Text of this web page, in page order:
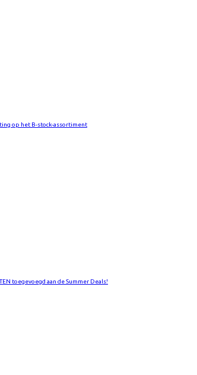
op het B-stock-assortiment
toegevoegd aan de Summer Deals!